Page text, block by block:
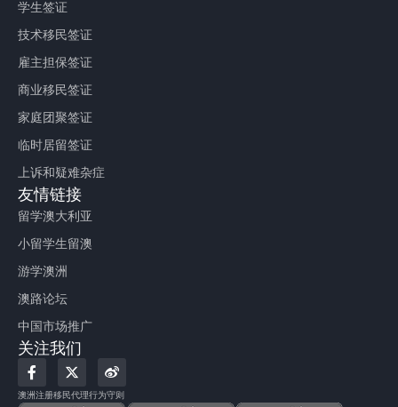
学生签证
技术移民签证
雇主担保签证
商业移民签证
家庭团聚签证
临时居留签证
上诉和疑难杂症
友情链接
留学澳大利亚
小留学生留澳
游学澳洲
澳路论坛
中国市场推广
关注我们
F
a
c
X
-
t
W
e
i
澳洲注册移民代理行为守则